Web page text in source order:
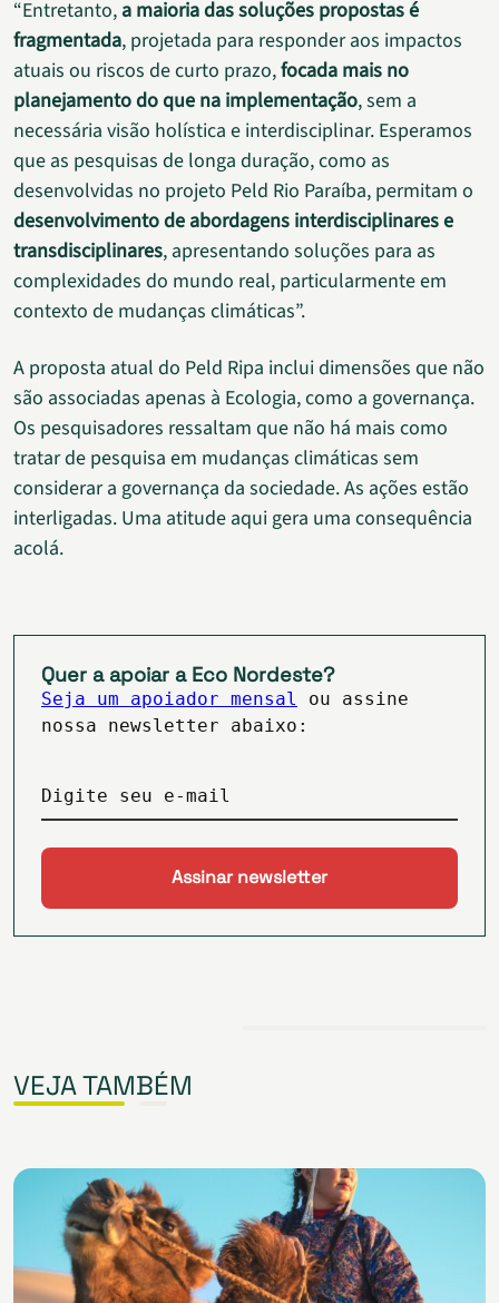
“Entretanto, a maioria das soluções propostas é
fragmentada, projetada para responder aos impactos
atuais ou riscos de curto prazo,focada mais no
planejamento do que na implementação, sem a
necessária visão holística e interdisciplinar. Esperamos
que as pesquisas de longa duração, como as
desenvolvidas no projeto Peld Rio Paraíba, permitam o
desenvolvimento de abordagens interdisciplinares e
transdisciplinares, apresentando soluções para as
complexidades do mundo real, particularmente em
contexto de mudanças climáticas”.
A proposta atual do Peld Ripa inclui dimensões que não
são associadas apenas à Ecologia, como a governança.
Os pesquisadores ressaltam que não há mais como
tratar de pesquisa em mudanças climáticas sem
considerar a governança da sociedade. As ações estão
interligadas. Uma atitude aqui gera uma consequência
acolá.
Quer a apoiar a Eco Nordeste?
Seja um apoiador mensal
ou assine
nossa newsletter abaixo:
Digite seu e-mail
VEJA TAMBÉM